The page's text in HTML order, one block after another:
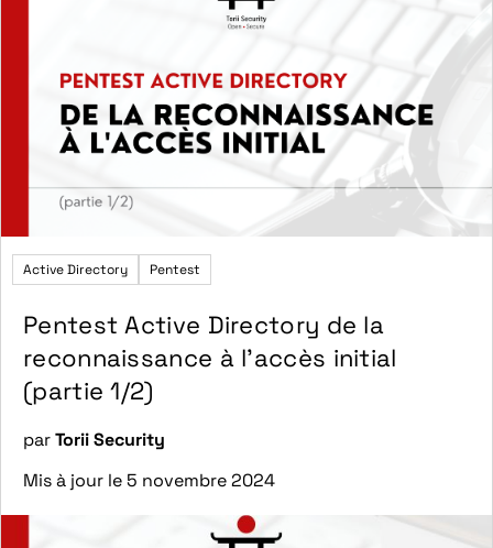
Active Directory Pentest
Pentest Active Directory de la
reconnaissance à l’accès initial
(partie 1/2)
parTorii Security
Mis à jour le 5 novembre 2024